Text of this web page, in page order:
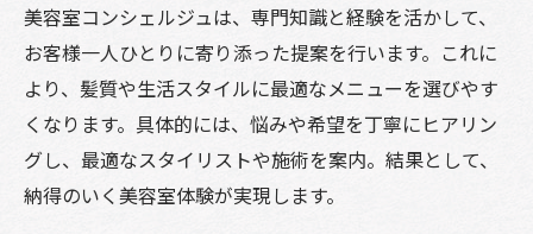
美容室コンシェルジュは、専門知識と経験を活かして、
お客様一人ひとりに寄り添った提案を行います。これに
より、髪質や生活スタイルに最適なメニューを選びやす
くなります。具体的には、悩みや希望を丁寧にヒアリン
グし、最適なスタイリストや施術を案内。結果として、
納得のいく美容室体験が実現します。